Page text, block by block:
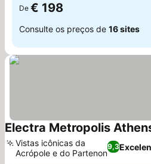
De € 198
Consulte os preços de 16 sites
Electra Metropolis
9,3
Vistas icônicas da
Acrópole e do Partenon